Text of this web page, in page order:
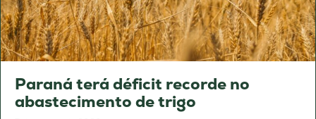
Paraná terá déficit recorde no
abastecimento de trigo